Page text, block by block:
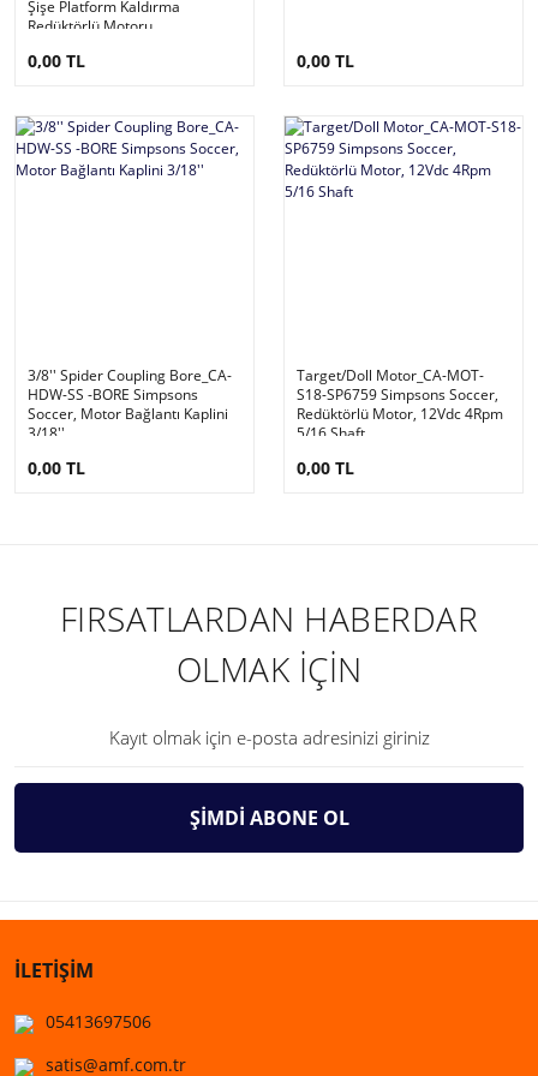
Şişe Platform Kaldırma
Redüktörlü Motoru
0,00 TL 0,00 TL
3/8'' Spider Coupling Bore_CA-
HDW-SS -BORE Simpsons
Soccer, Motor Bağlantı Kaplini
3/18''
0,00 TL
Target/Doll Motor_CA-MOT-
S18-SP6759 Simpsons Soccer,
Redüktörlü Motor, 12Vdc 4Rpm
5/16 Shaft
0,00 TL
FIRSATLARDAN HABERDAR
OLMAK İÇİN
ŞİMDİ ABONE OL
İLETİŞİM
05413697506
satis@amf.com.tr